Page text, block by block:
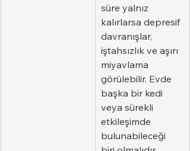
süre yalnız
kalırlarsa depresif
davranışlar,
iştahsızlık ve aşırı
miyavlama
görülebilir. Evde
başka bir kedi
veya sürekli
etkileşimde
bulunabileceği